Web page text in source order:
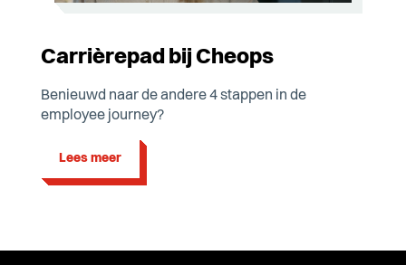
Carrièrepad bij Cheops
Benieuwd naar de andere 4 stappen in de
employee journey?
Lees meer